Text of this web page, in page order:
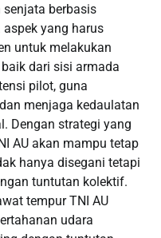
berbasis
yang harus
untuk melakukan
dari sisi armada
pilot, guna
menjaga kedaulatan
Dengan strategi yang
AU akan mampu tetap
hanya disegani tetapi
tuntutan kolektif.
tempur TNI AU
udara